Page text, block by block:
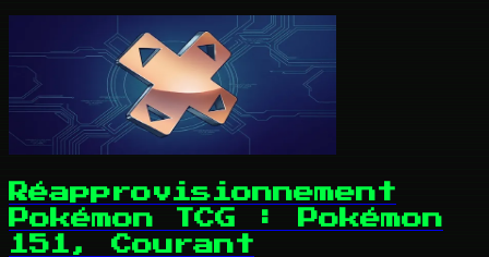
Réapprovisionnement
Pokémon TCG : Pokémon
151, Courant